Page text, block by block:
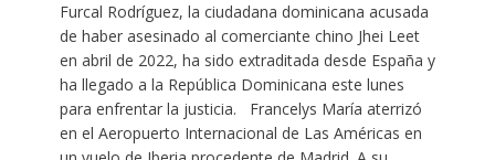
Furcal Rodríguez, la ciudadana dominicana acusada
de haber asesinado al comerciante chino Jhei Leet
en abril de 2022, ha sido extraditada desde España y
ha llegado a la República Dominicana este lunes
para enfrentar la justicia. Francelys María aterrizó
en el Aeropuerto Internacional de Las Américas en